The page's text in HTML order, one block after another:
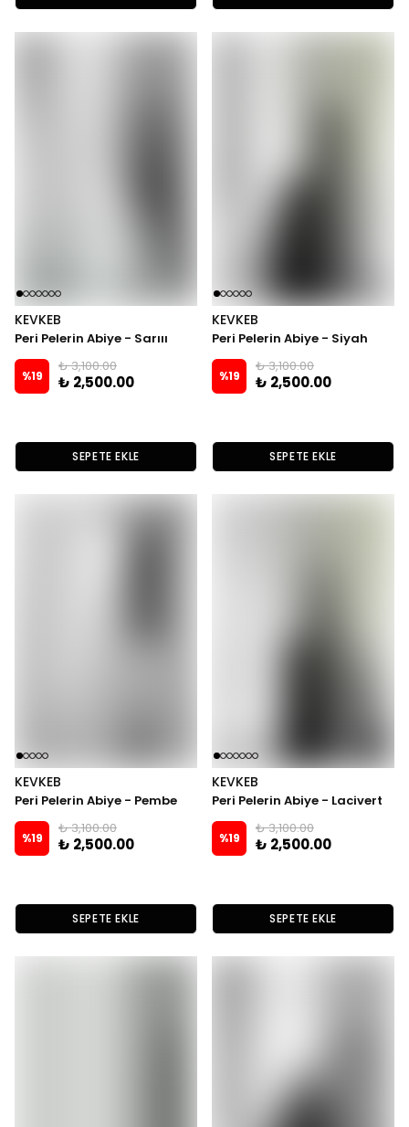
KEVKEB
Peri Pelerin Abiye - Sarııı
%19
₺ 3,100.00
₺ 2,500.00
SEPETE EKLE
KEVKEB
Peri Pelerin Abiye - Siyah
%19
₺ 3,100.00
₺ 2,500.00
SEPETE EKLE
KEVKEB
Peri Pelerin Abiye - Pembe
%19
₺ 3,100.00
₺ 2,500.00
SEPETE EKLE
KEVKEB
Peri Pelerin Abiye - Lacivert
%19
₺ 3,100.00
₺ 2,500.00
SEPETE EKLE